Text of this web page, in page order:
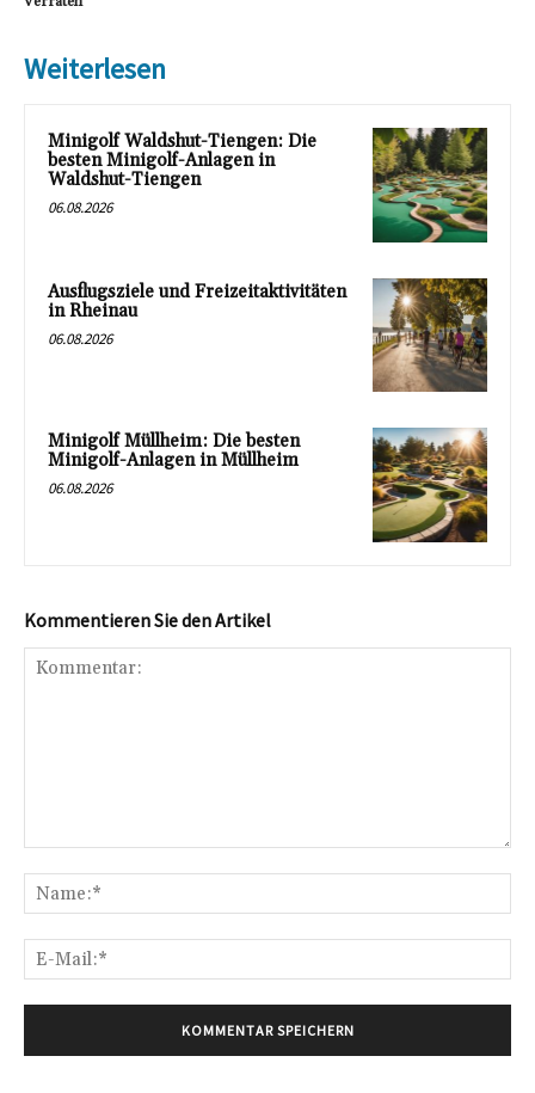
Weiterlesen
Minigolf Waldshut-Tiengen: Die
besten Minigolf-Anlagen in
Waldshut-Tiengen
06.08.2026
Ausflugsziele und Freizeitaktivitäten
in Rheinau
06.08.2026
Minigolf Müllheim: Die besten
Minigolf-Anlagen in Müllheim
06.08.2026
Kommentieren Sie den Artikel